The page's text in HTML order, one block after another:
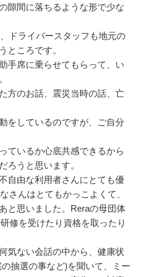
隙間に落ちるような形で少な
ドライバースタッフも地元の
ところです。
手席に乗らせてもらって、い
方のお話、震災当時の話、亡
をしているのですが、ご自分
ているか心底共感できるから
ろうと思います。
自由な利用者さんにとても優
さんはとてもかっこよくて、
と思いました。Reraの母団体
修を受けたり資格を取ったり
気ない会話の中から、健康状
抽選の事など)を聞いて、ミー